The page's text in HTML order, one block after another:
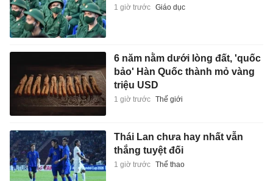
1 giờ trước Giáo dục
6 năm nằm dưới lòng đất, 'quốc
bảo' Hàn Quốc thành mỏ vàng
triệu USD
1 giờ trước Thế giới
Thái Lan chưa hay nhất vẫn
thắng tuyệt đối
1 giờ trước Thể thao